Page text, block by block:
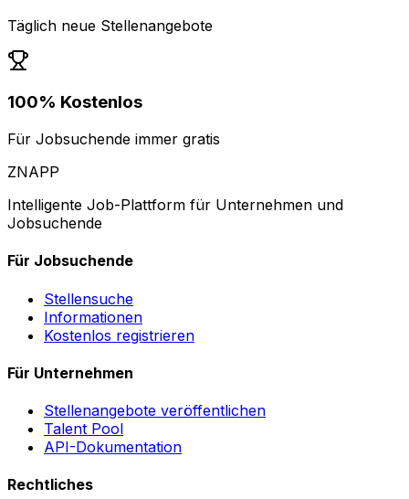
Täglich neue Stellenangebote
100% Kostenlos
Für Jobsuchende immer gratis
ZNAPP
Intelligente Job-Plattform für Unternehmen und
Jobsuchende
Für Jobsuchende
Stellensuche
Informationen
Kostenlos registrieren
Für Unternehmen
Stellenangebote veröffentlichen
Talent Pool
API-Dokumentation
Rechtliches